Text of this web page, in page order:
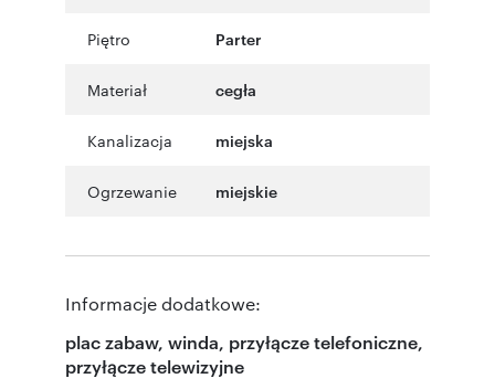
Piętro Parter
Materiał cegła
Kanalizacja miejska
Ogrzewanie miejskie
Informacje dodatkowe:
plac zabaw, winda, przyłącze telefoniczne,
przyłącze telewizyjne